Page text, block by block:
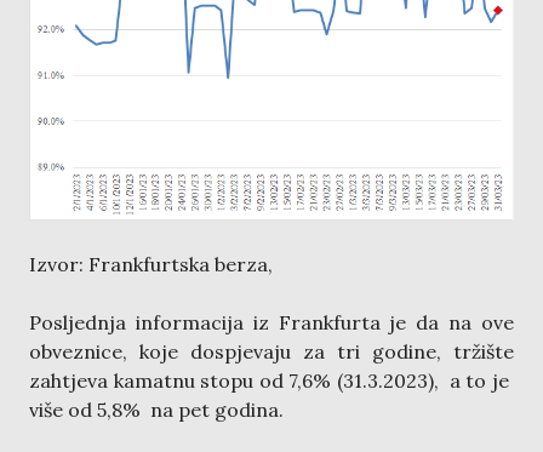
Izvor: Frankfurtska berza,
Posljednja informacija iz Frankfurta je da na ove
obveznice, koje dospjevaju za tri godine, tržište
zahtjeva kamatnu stopu od 7,6% (31.3.2023), a to je
više od 5,8% na pet godina.